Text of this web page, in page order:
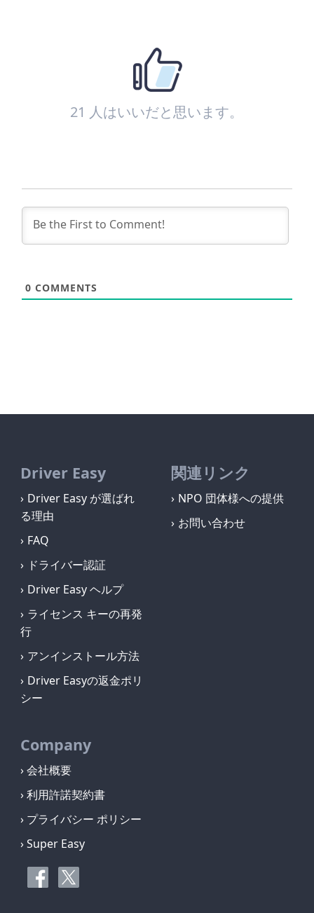
21 人はいいだと思います。
0 COMMENTS
Driver Easy
Driver Easy が選ばれ
る理由
FAQ
ドライバー認証
Driver Easy ヘルプ
ライセンス キーの再発
行
アンインストール方法
Driver Easyの返金ポリ
シー
関連リンク
NPO 団体様への提供
お問い合わせ
Company
› 会社概要
› 利用許諾契約書
› プライバシー ポリシー
› Super Easy